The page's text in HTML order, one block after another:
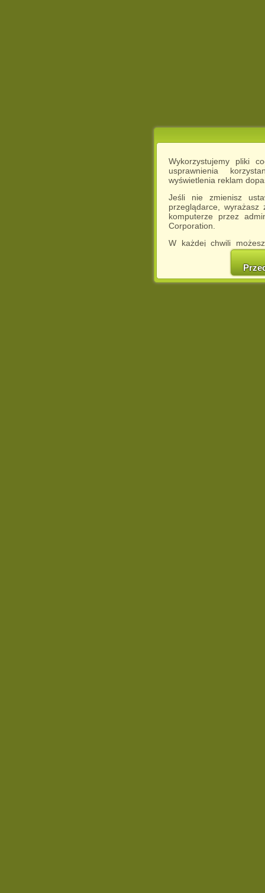
Wykorzystujemy pliki
usprawnienia
wyświetlenia reklam
Jeśli nie zmienisz
przeglądarce,
komputerze przez
Corporation.
W każdej chwili
cookies w swojej
w naszej
http://chomikuj.pl/